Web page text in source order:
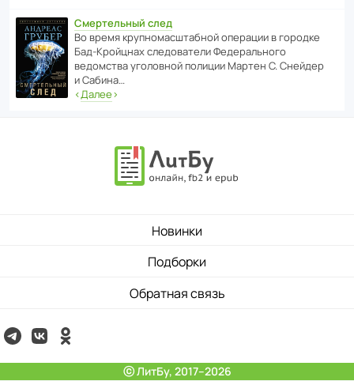
Смертельный след
Во время круп­но­мас­ш­та­бной операции в городке
Бад‑Крой­цнах следо­ва­тели Феде­раль­ного
ведомства уголо­вной полиции Мартен С. Снейдер
и Сабина…
‹Далее›
Новинки
Подборки
Обратная связь
ⓒ ЛитБу, 2017–2026